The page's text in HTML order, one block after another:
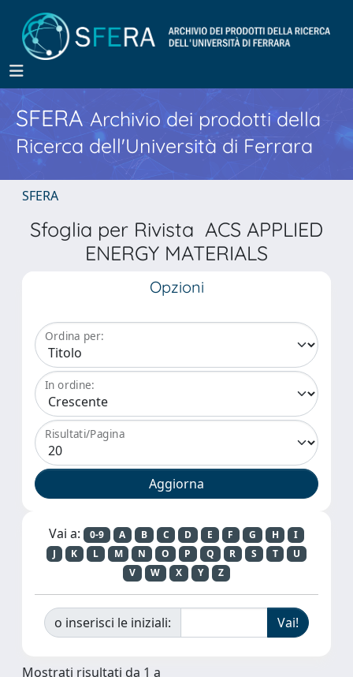
SFERA Archivio dei prodotti della
Ricerca dell'Università di Ferrara
SFERA
Sfoglia per Rivista ACS APPLIED
ENERGY MATERIALS
Opzioni
Ordina per:
In ordine:
Risultati/Pagina
Vai a: 0-9 A B C D E F G H
I
J
K L M N O P Q R S T
U
V
W X Y Z
o inserisci le iniziali:
Mostrati risultati da 1 a